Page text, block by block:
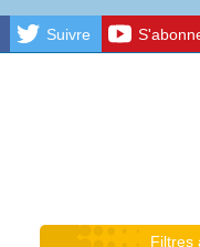
Suivre
Filtres